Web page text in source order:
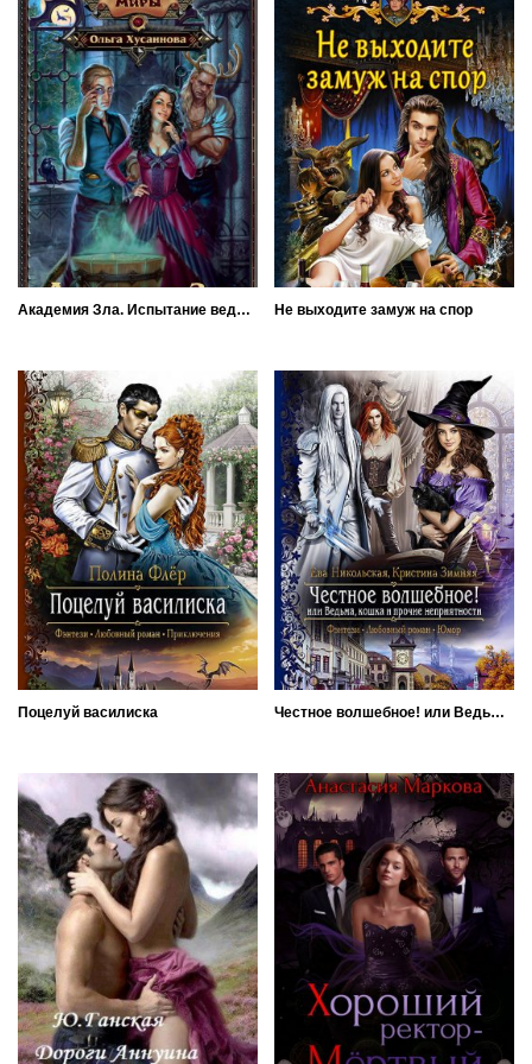
Академия Зла. Испытание ведьмой Не выходите замуж на спор
Поцелуй василиска Честное волшебное! или Ведьма, кошка и прочие неприятности